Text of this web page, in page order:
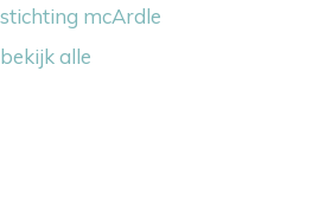
stichting mcArdle
bekijk alle